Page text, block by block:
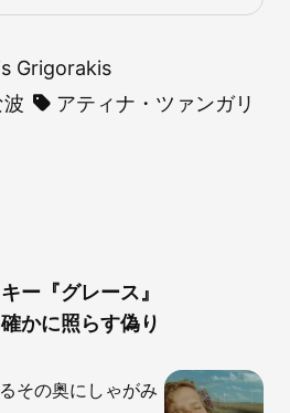
Grigorakis
アティナ・ツァンガリ
ー『グレース』
かに照らす偽り
その奥にしゃがみ